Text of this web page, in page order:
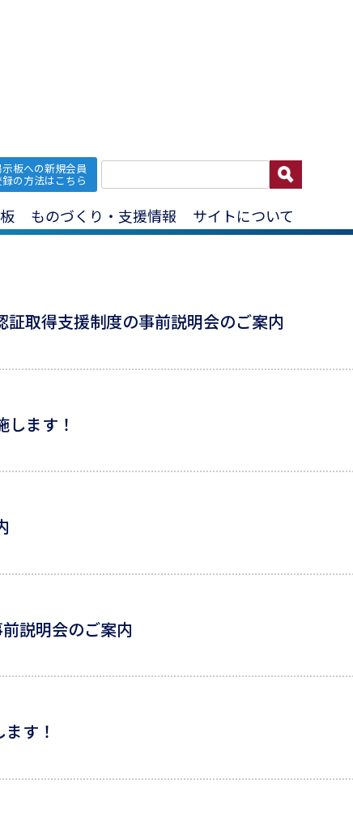
板への新規会員
の方法はこちら
ものづくり・支援情報 サイトについて
脱炭素
証取得支援制度の事前説明会のご案内
します！
説明会のご案内
す！